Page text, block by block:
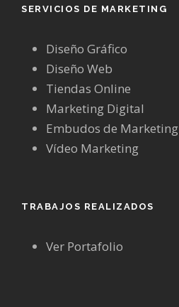
SERVICIOS DE MARKETING
Diseño Gráfico
Diseño Web
Tiendas Online
Marketing Digital
Embudos de Marketing
Vídeo Marketing
TRABAJOS REALIZADOS
Ver Portafolio